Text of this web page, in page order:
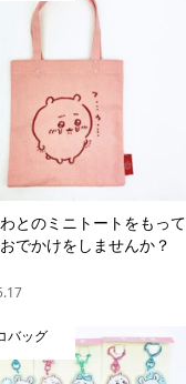
とのミニトートをもって
でかけをしませんか？
バッグ